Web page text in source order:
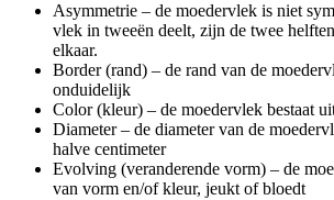
Asymmetrie – de moedervlek is niet
vlek in tweeën deelt, zijn de twee
elkaar.
Border (rand) – de rand van de
onduidelijk
Color (kleur) – de moedervlek bestaat
Diameter – de diameter van de
halve centimeter
Evolving (veranderende vorm) – de
van vorm en/of kleur, jeukt of bloedt